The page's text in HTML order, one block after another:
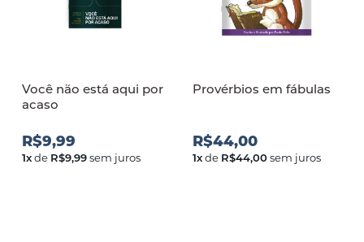
Você não está aqui por
acaso
R$9,99
1xde R$9,99sem juros
Provérbios em fábulas
R$44,00
1xde R$44,00sem juros